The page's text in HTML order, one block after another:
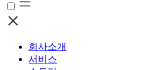
회사소개
서비스